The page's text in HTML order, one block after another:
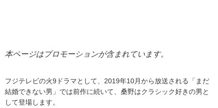
本ページはプロモーションが含まれています。
フジテレビの火9 ドラマとして、 2019年10 月から放送される「まだ
結婚できない男」では前作に続いて、桑野はクラシック好きの男と
して登場します。